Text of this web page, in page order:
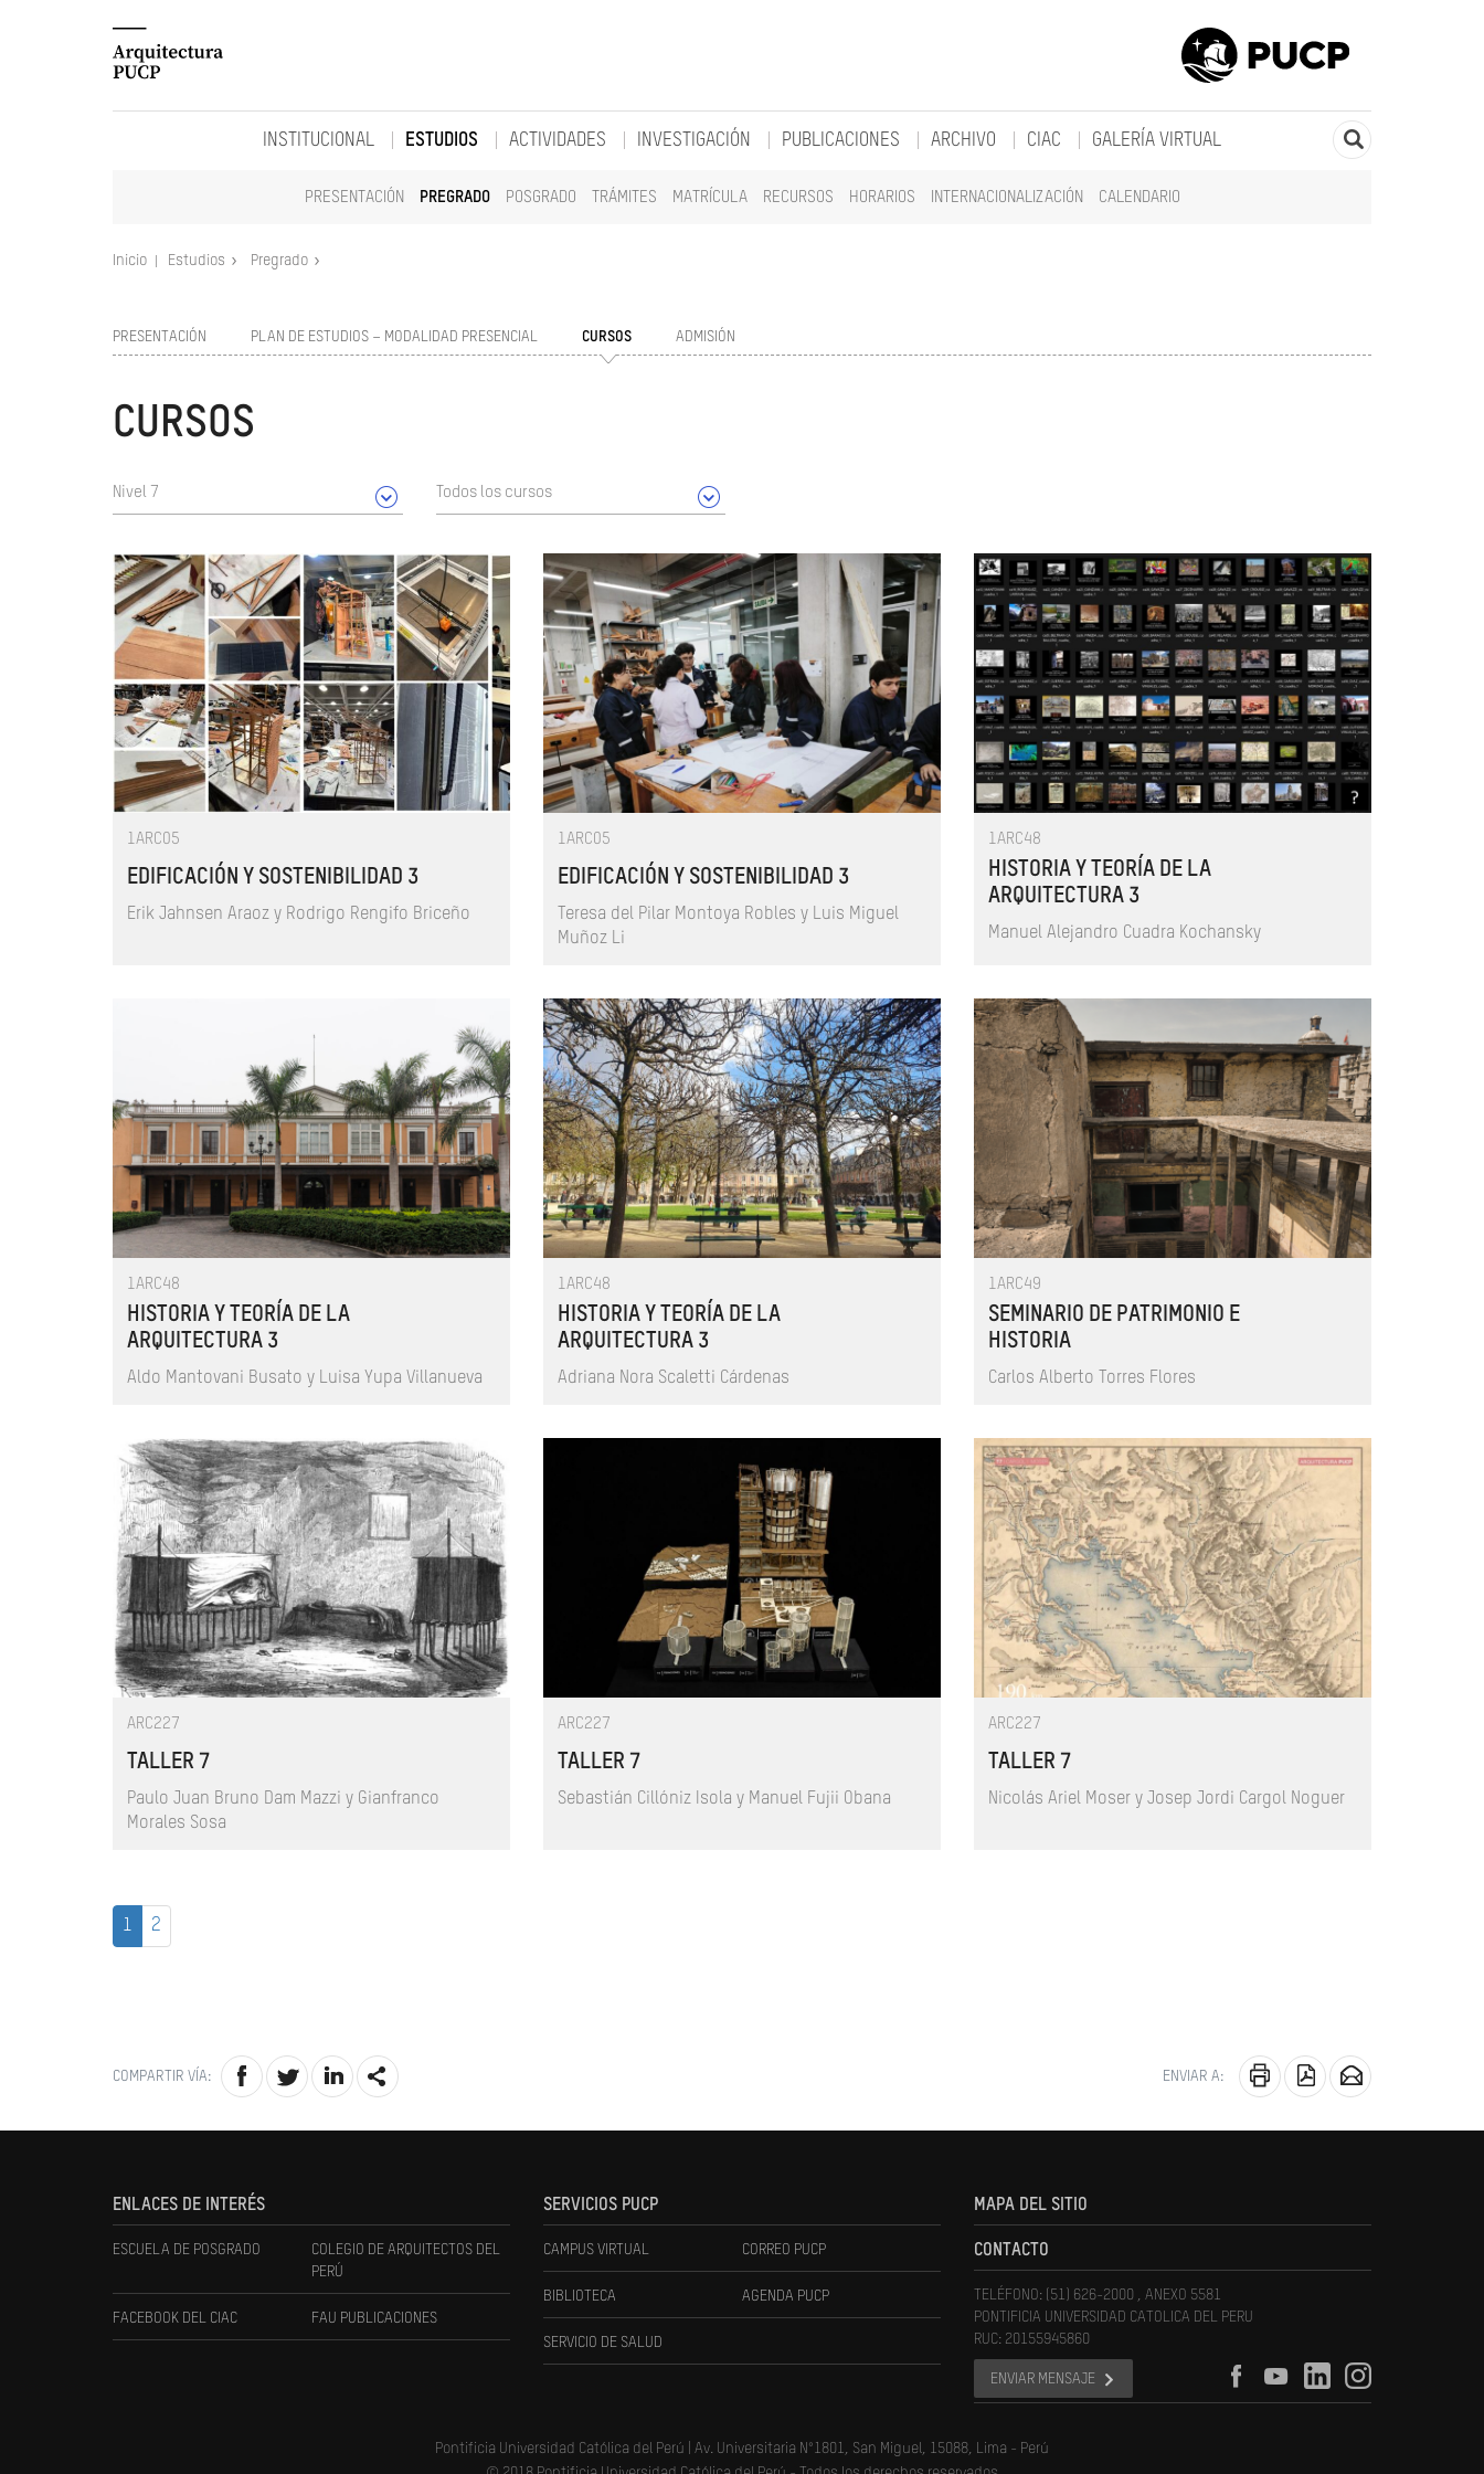
INSTITUCIONAL ESTUDIOS
PRESENTACIÓN PREGRADO POSGRADO TRÁMITES MATRÍCULA RECURSOS HORARIOS INTERNACIONALIZACIÓN CALENDARIO
ACTIVIDADES INVESTIGACIÓN PUBLICACIONES ARCHIVO CIAC GALERÍA VIRTUAL
Inicio Estudios Pregrado
PRESENTACIÓN PLAN DE ESTUDIOS – MODALIDAD PRESENCIAL CURSOS ADMISIÓN
CURSOS
Nivel 7 Todos los cursos
1ARC05
EDIFICACIÓN Y SOSTENIBILIDAD 3
Erik Jahnsen Araoz y Rodrigo Rengifo Briceño
1ARC05
EDIFICACIÓN Y SOSTENIBILIDAD 3
Teresa del Pilar Montoya Robles y Luis Miguel
Muñoz Li
1ARC48
HISTORIA Y TEORÍA DE LA
ARQUITECTURA 3
Manuel Alejandro Cuadra Kochansky
1ARC48
HISTORIA Y TEORÍA DE LA
ARQUITECTURA 3
Aldo Mantovani Busato y Luisa Yupa Villanueva
1ARC48
HISTORIA Y TEORÍA DE LA
ARQUITECTURA 3
Adriana Nora Scaletti Cárdenas
1ARC49
SEMINARIO DE PATRIMONIO E
HISTORIA
Carlos Alberto Torres Flores
ARC227
TALLER 7
Paulo Juan Bruno Dam Mazzi y Gianfranco
Morales Sosa
ARC227
TALLER 7
Sebastián Cillóniz Isola y Manuel Fujii Obana
ARC227
TALLER 7
Nicolás Ariel Moser y Josep Jordi Cargol Noguer
1 2
COMPARTIR VÍA: ENVIAR A:
ENLACES DE INTERÉS
ESCUELA DE POSGRADO
COLEGIO DE ARQUITECTOS DEL
PERÚ
FACEBOOK DEL CIAC FAU PUBLICACIONES
SERVICIOS PUCP
CAMPUS VIRTUAL CORREO PUCP
BIBLIOTECA AGENDA PUCP
SERVICIO DE SALUD
MAPA DEL SITIO
CONTACTO
TELÉFONO: (51) 626-2000 , ANEXO 5581
PONTIFICIA UNIVERSIDAD CATOLICA DEL PERU
RUC: 20155945860
ENVIAR MENSAJE
Pontificia Universidad Católica del Perú | Av. Universitaria N°1801, San Miguel, 15088, Lima - Perú